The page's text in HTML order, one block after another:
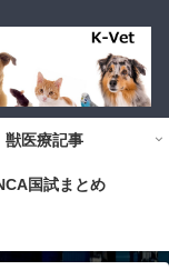
獣医療記事
国試まとめ